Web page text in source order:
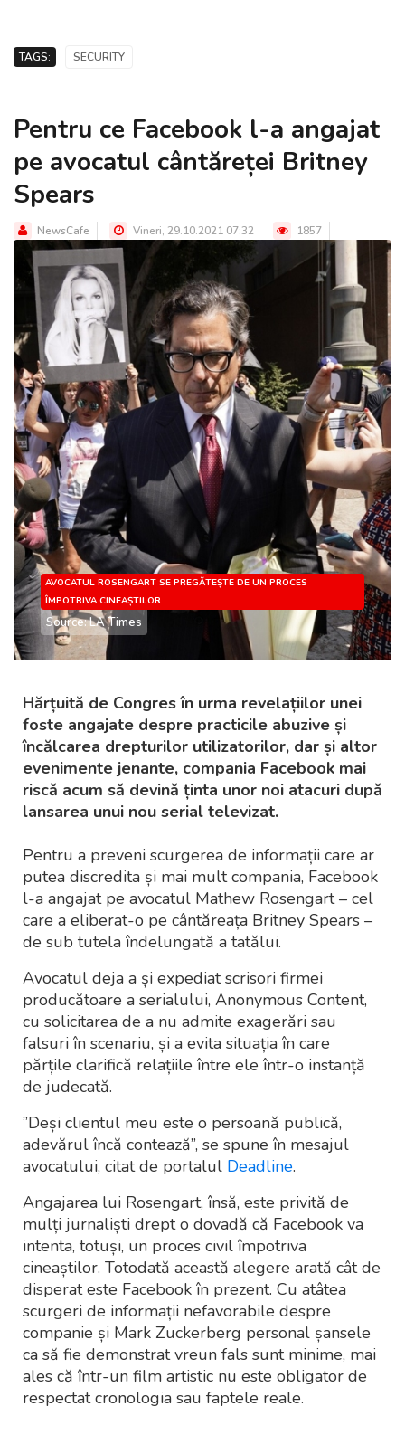
TAGS: SECURITY
Pentru ce Facebook l-a angajat
pe avocatul cântăreței Britney
Spears
NewsCafe Vineri, 29.10.2021 07:32 1857
AVOCATUL ROSENGART SE PREGĂTEȘTE DE UN PROCES
ÎMPOTRIVA CINEAȘTILOR
Source: LA Times
Hărțuită de Congres în urma revelațiilor unei
foste angajate despre practicile abuzive și
încălcarea drepturilor utilizatorilor, dar și altor
evenimente jenante, compania Facebook mai
riscă acum să devină ținta unor noi atacuri după
lansarea unui nou serial televizat.
Pentru a preveni scurgerea de informații care ar
putea discredita și mai mult compania, Facebook
l-a angajat pe avocatul Mathew Rosengart – cel
care a eliberat-o pe cântăreața Britney Spears –
de sub tutela îndelungată a tatălui.
Avocatul deja a și expediat scrisori firmei
producătoare a serialului, Anonymous Content,
cu solicitarea de a nu admite exagerări sau
falsuri în scenariu, și a evita situația în care
părțile clarifică relațiile între ele într-o instanță
de judecată.
”Deși clientul meu este o persoană publică,
adevărul încă contează”, se spune în mesajul
avocatului, citat de portalul Deadline.
Angajarea lui Rosengart, însă, este privită de
mulți jurnaliști drept o dovadă că Facebook va
intenta, totuși, un proces civil împotriva
cineaștilor. Totodată această alegere arată cât de
disperat este Facebook în prezent. Cu atâtea
scurgeri de informații nefavorabile despre
companie și Mark Zuckerberg personal șansele
ca să fie demonstrat vreun fals sunt minime, mai
ales că într-un film artistic nu este obligator de
respectat cronologia sau faptele reale.